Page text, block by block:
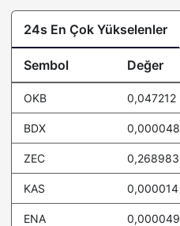
24s En Çok Yükselenler
Sembol Değer
OKB 0,047212
BDX 0,000048
ZEC 0,268983
KAS 0,000014
ENA 0,000049